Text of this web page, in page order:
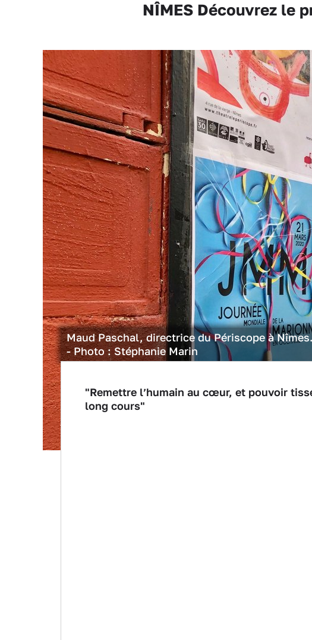
NÎMES Découvrez le
Maud Paschal, directrice du Périscope à
- Photo : Stéphanie Marin
"Remettre l’humain au cœur, et pouvoir
long cours"